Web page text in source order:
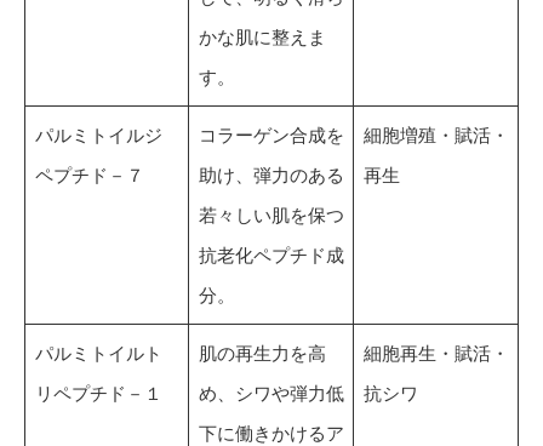
かな肌に整えま
す。
パルミトイルジ
ペプチド－７
コラーゲン合成を
助け、弾力のある
若々しい肌を保つ
抗老化ペプチド成
分。
細胞増殖・賦活・
再生
パルミトイルト
リペプチド－１
肌の再生力を高
め、シワや弾力低
下に働きかけるア
細胞再生・賦活・
抗シワ